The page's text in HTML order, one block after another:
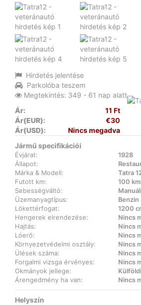
Hirdetés jelentése
Parkolóba teszem
Megtekintés: 349 - 61 nap alatt
Ár:
11 Ft
Ár(EUR):
€30
Ár(USD):
Nincs megadva
Jármű specifikációi
Évjárat:
1928
Állapot:
Márka & Modell:
Tatra
Futott km:
100 km
Sebességváltó:
Üzemanyagtípus:
Benzin
Lökettérfogat:
1200
Hengerek elrendezése:
Nincs
Hajtás:
Nincs
Lóerő:
Nincs
Környezetvédelmi osztály:
Nincs
Ülések száma:
Nincs
Forgalmi vizsga érvényes:
Nincs
Okmányok jellege:
Árengedmény ha van:
Nincs
Helyszín